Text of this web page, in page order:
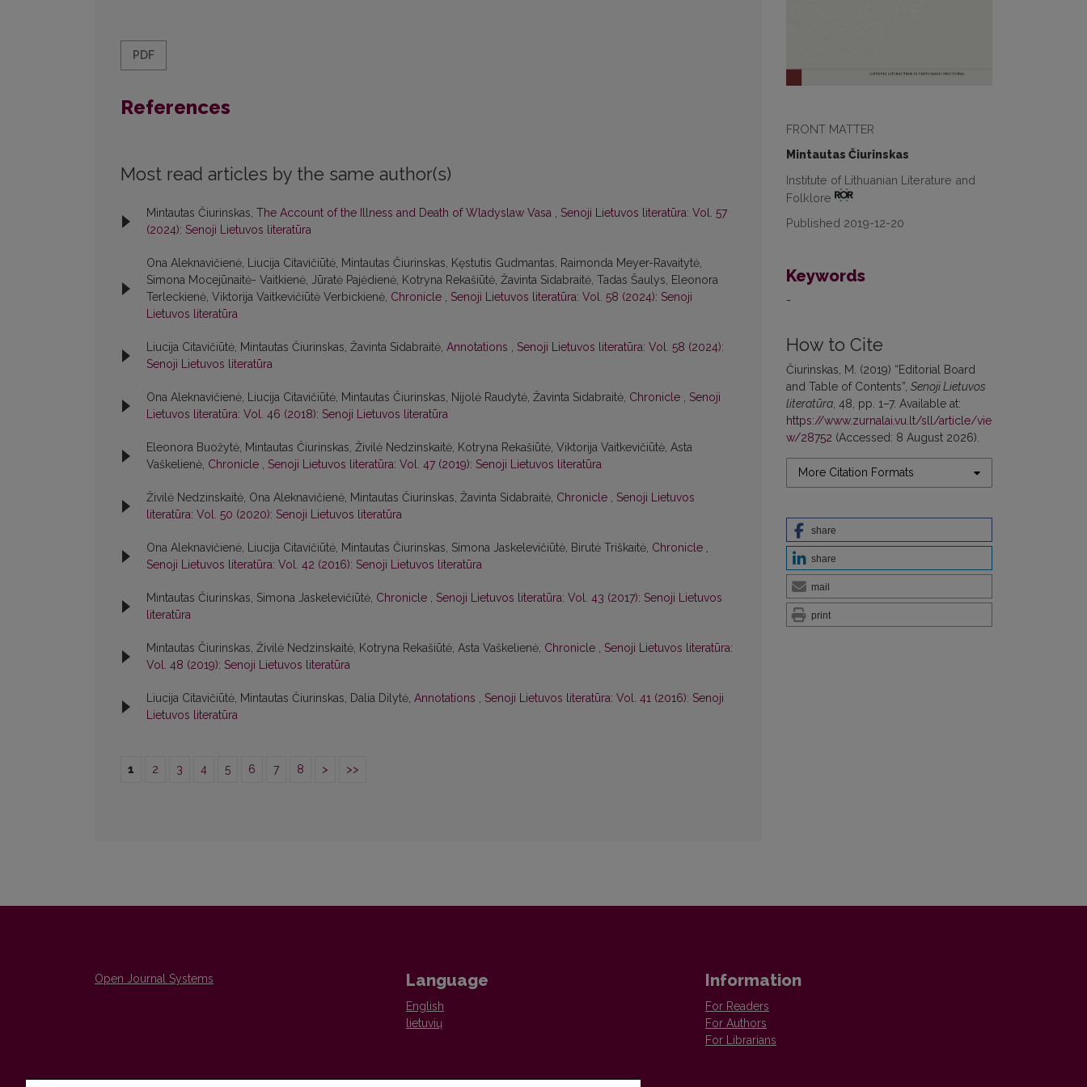
FRONT MATTER
Mintautas Čiurinskas
Institute of Lithuanian Literature and
Folklore
Published 2019-12-20
Keywords
-
How to Cite
Čiurinskas, M. (2019) “Editorial Board
and Table of Contents”, Senoji Lietuvos
literatūra, 48, pp. 1–7. Available at:
https://www.zurnalai.vu.lt/sll/article/vie
w/28752 (Accessed: 8 August 2026).
More Citation Formats
share
share
mail
print
PDF
References
Most read articles by the same author(s)
Mintautas Čiurinskas, The Account of the Illness and Death of Wladyslaw Vasa , Senoji Lietuvos literatūra: Vol. 57
(2024): Senoji Lietuvos literatūra
Ona Aleknavičienė, Liucija Citavičiūtė, Mintautas Čiurinskas, Kęstutis Gudmantas, Raimonda Meyer-Ravaitytė,
Simona Mocejūnaitė- Vaitkienė, Jūratė Pajėdienė, Kotryna Rekašiūtė, Žavinta Sidabraitė, Tadas Šaulys, Eleonora
Terleckienė, Viktorija Vaitkevičiūtė Verbickienė, Chronicle , Senoji Lietuvos literatūra: Vol. 58 (2024): Senoji
Lietuvos literatūra
Liucija Citavičiūtė, Mintautas Čiurinskas, Žavinta Sidabraitė, Annotations , Senoji Lietuvos literatūra: Vol. 58 (2024):
Senoji Lietuvos literatūra
Ona Aleknavičienė, Liucija Citavičiūtė, Mintautas Čiurinskas, Nijolė Raudytė, Žavinta Sidabraitė, Chronicle , Senoji
Lietuvos literatūra: Vol. 46 (2018): Senoji Lietuvos literatūra
Eleonora Buožytė, Mintautas Čiurinskas, Živilė Nedzinskaitė, Kotryna Rekašiūtė, Viktorija Vaitkevičiūtė, Asta
Vaškelienė, Chronicle , Senoji Lietuvos literatūra: Vol. 47 (2019): Senoji Lietuvos literatūra
Živilė Nedzinskaitė, Ona Aleknavičienė, Mintautas Čiurinskas, Žavinta Sidabraitė, Chronicle , Senoji Lietuvos
literatūra: Vol. 50 (2020): Senoji Lietuvos literatūra
Ona Aleknavičienė, Liucija Citavičiūtė, Mintautas Čiurinskas, Simona Jaskelevičiūtė, Birutė Triškaitė, Chronicle ,
Senoji Lietuvos literatūra: Vol. 42 (2016): Senoji Lietuvos literatūra
Mintautas Čiurinskas, Simona Jaskelevičiūtė, Chronicle , Senoji Lietuvos literatūra: Vol. 43 (2017): Senoji Lietuvos
literatūra
Mintautas Čiurinskas, Živilė Nedzinskaitė, Kotryna Rekašiūtė, Asta Vaškelienė, Chronicle , Senoji Lietuvos literatūra:
Vol. 48 (2019): Senoji Lietuvos literatūra
Liucija Citavičiūtė, Mintautas Čiurinskas, Dalia Dilytė, Annotations , Senoji Lietuvos literatūra: Vol. 41 (2016): Senoji
Lietuvos literatūra
1 2 3 4 5 6 7 8 > >>
Open Journal Systems Language
English
lietuvių
Information
For Readers
For Authors
For Librarians